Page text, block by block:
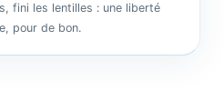
fini les lentilles : une liberté
pour de bon.